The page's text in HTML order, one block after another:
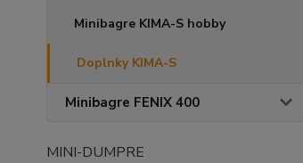
Minibagre KIMA-S hobby
Doplnky KIMA-S
Minibagre FENIX 400
MINI-DUMPRE